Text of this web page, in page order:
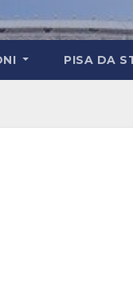
PISA DA